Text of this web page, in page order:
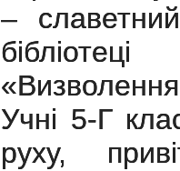
–
Учні 5-Г
руху,